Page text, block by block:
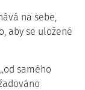
na sebe,
aby se uložené
samého